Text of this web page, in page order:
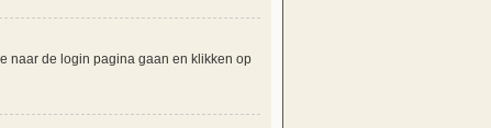
naar de login pagina gaan en klikken op